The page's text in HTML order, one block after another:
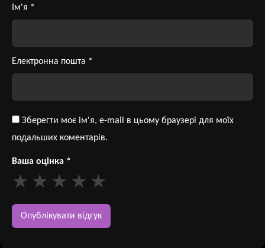
Ім'я *
Електронна пошта *
Зберегти моє ім'я, e-mail в цьому браузері для моїх
подальших коментарів.
Ваша оцінка *